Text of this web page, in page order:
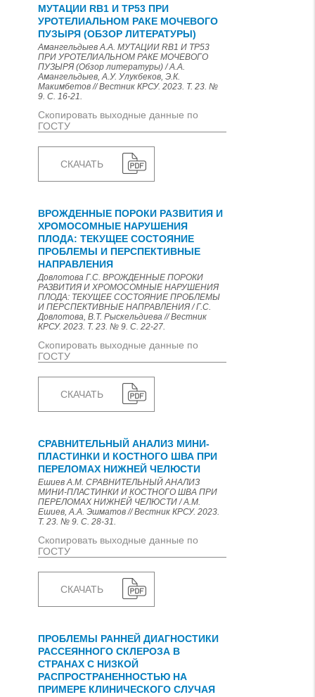
МУТАЦИИ RB1 И TP53 ПРИ
УРОТЕЛИАЛЬНОМ РАКЕ МОЧЕВОГО
ПУЗЫРЯ (ОБЗОР ЛИТЕРАТУРЫ)
Амангельдыев А.А. МУТАЦИИ RB1 И TP53
ПРИ УРОТЕЛИАЛЬНОМ РАКЕ МОЧЕВОГО
ПУЗЫРЯ (Обзор литературы) / А.А.
Амангельдыев, А.У. Улукбеков, Э.К.
Макимбетов // Вестник КРСУ. 2023. Т. 23. №
9. С. 16-21.
Скопировать выходные данные по
ГОСТУ
СКАЧАТЬ
ВРОЖДЕННЫЕ ПОРОКИ РАЗВИТИЯ И
ХРОМОСОМНЫЕ НАРУШЕНИЯ
ПЛОДА: ТЕКУЩЕЕ СОСТОЯНИЕ
ПРОБЛЕМЫ И ПЕРСПЕКТИВНЫЕ
НАПРАВЛЕНИЯ
Довлотова Г.С. ВРОЖДЕННЫЕ ПОРОКИ
РАЗВИТИЯ И ХРОМОСОМНЫЕ НАРУШЕНИЯ
ПЛОДА: ТЕКУЩЕЕ СОСТОЯНИЕ ПРОБЛЕМЫ
И ПЕРСПЕКТИВНЫЕ НАПРАВЛЕНИЯ / Г.С.
Довлотова, В.Т. Рыскельдиева // Вестник
КРСУ. 2023. Т. 23. № 9. С. 22-27.
Скопировать выходные данные по
ГОСТУ
СКАЧАТЬ
СРАВНИТЕЛЬНЫЙ АНАЛИЗ МИНИ-
ПЛАСТИНКИ И КОСТНОГО ШВА ПРИ
ПЕРЕЛОМАХ НИЖНЕЙ ЧЕЛЮСТИ
Ешиев А.М. СРАВНИТЕЛЬНЫЙ АНАЛИЗ
МИНИ-ПЛАСТИНКИ И КОСТНОГО ШВА ПРИ
ПЕРЕЛОМАХ НИЖНЕЙ ЧЕЛЮСТИ / А.М.
Ешиев, А.А. Эшматов // Вестник КРСУ. 2023.
Т. 23. № 9. С. 28-31.
Скопировать выходные данные по
ГОСТУ
СКАЧАТЬ
ПРОБЛЕМЫ РАННЕЙ ДИАГНОСТИКИ
РАССЕЯННОГО СКЛЕРОЗА В
СТРАНАХ С НИЗКОЙ
РАСПРОСТРАНЕННОСТЬЮ НА
ПРИМЕРЕ КЛИНИЧЕСКОГО СЛУЧАЯ